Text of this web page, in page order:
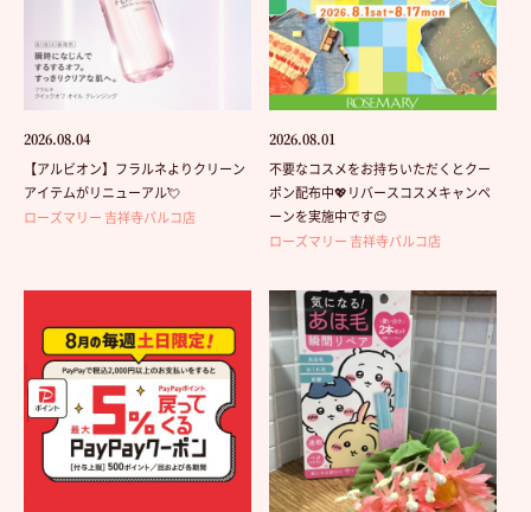
2026.08.04
【アルビオン】フラルネよりクリーン
アイテムがリニューアル💘
ローズマリー 吉祥寺パルコ店
2026.08.01
不要なコスメをお持ちいただくとクー
ポン配布中💖リバースコスメキャンペ
ーンを実施中です😊
ローズマリー 吉祥寺パルコ店